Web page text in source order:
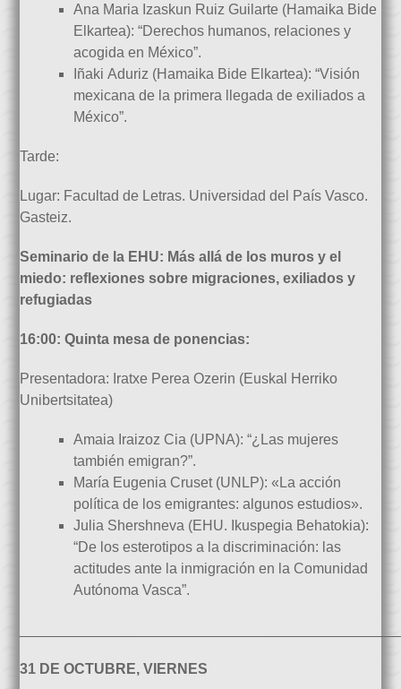
Ana Maria Izaskun Ruiz Guilarte (Hamaika Bide
Elkartea): “Derechos humanos, relaciones y
acogida en México”.
Iñaki Aduriz (Hamaika Bide Elkartea): “Visión
mexicana de la primera llegada de exiliados a
México”.
Tarde:
Lugar: Facultad de Letras. Universidad del País Vasco.
Gasteiz.
Seminario de la EHU: Más allá de los muros y el
miedo: reflexiones sobre migraciones, exiliados y
refugiadas
16:00: Quinta mesa de ponencias:
Presentadora: Iratxe Perea Ozerin (Euskal Herriko
Unibertsitatea)
Amaia Iraizoz Cia (UPNA): “¿Las mujeres
también emigran?”.
María Eugenia Cruset (UNLP): «La acción
política de los emigrantes: algunos estudios».
Julia Shershneva (EHU. Ikuspegia Behatokia):
“De los esterotipos a la discriminación: las
actitudes ante la inmigración en la Comunidad
Autónoma Vasca”.
31 DE OCTUBRE, VIERNES